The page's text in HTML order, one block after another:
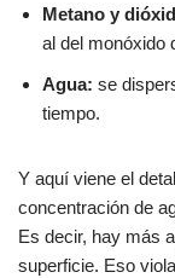
Metano y
al del monóxido
Agua: se
tiempo.
Y aquí viene el
concentración de
Es decir, hay más
superficie. Eso